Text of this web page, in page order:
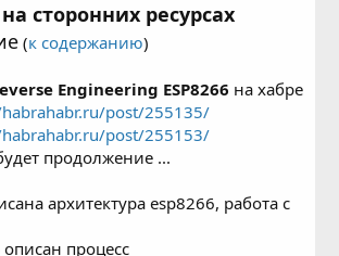
сторонних ресурсах
(к содержанию)
Engineering ESP8266 на хабре
post/255135/
post/255153/
продолжение ...
архитектура esp8266, работа с
процесс